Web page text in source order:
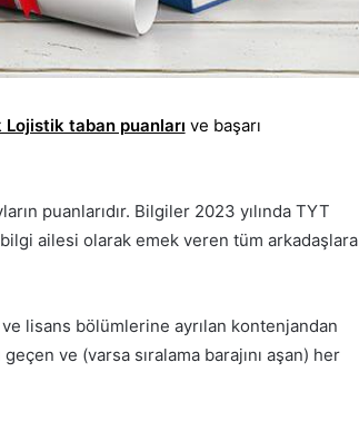
Lojistik taban puanları ve başarı
puanlarıdır. Bilgiler 2023 yılında TYT
ailesi olarak emek veren tüm arkadaşlara
lisans bölümlerine ayrılan kontenjandan
ve (varsa sıralama barajını aşan) her